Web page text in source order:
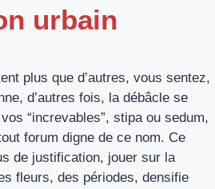
urbain
plus que d’autres, vous sentez,
d’autres fois, la débâcle se
“increvables”, stipa ou sedum,
forum digne de ce nom. Ce
de justification, jouer sur la
fleurs, des périodes, densifie